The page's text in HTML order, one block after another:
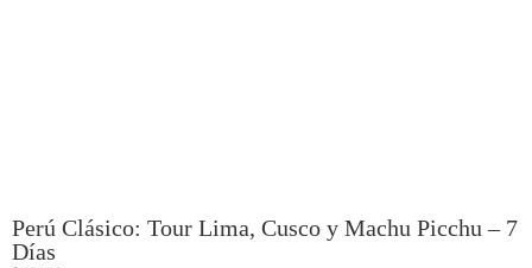
Perú Clásico: Tour Lima, Cusco y Machu Picchu – 7
Días